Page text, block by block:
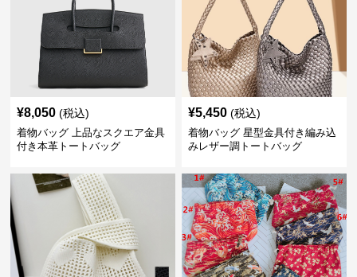
¥8,050 (税込)
着物バッグ 上品なスクエア金具
付き本革トートバッグ
¥5,450 (税込)
着物バッグ 星型金具付き編み込
みレザー調トートバッグ